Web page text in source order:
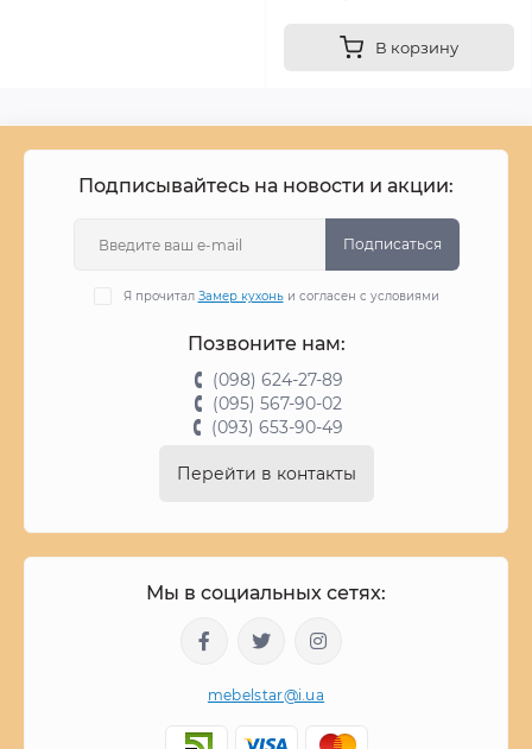
В корзину
Подписывайтесь на новости и акции:
Подписаться
Я прочитал Замер кухоньи согласен с условиями
Позвоните нам:
(098) 624-27-89
(095) 567-90-02
(093) 653-90-49
Перейти в контакты
Мы в социальных сетях:
mebelstar@i.ua